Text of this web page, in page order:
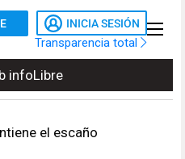
INICIA SESIÓN
Transparencia total
infoLibre
el escaño